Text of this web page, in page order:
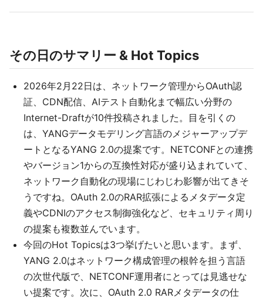
その日のサマリー & Hot Topics
2026年2月22日は、ネットワーク管理からOAuth認
証、CDN配信、AIテスト自動化まで幅広い分野の
Internet-Draftが10件投稿されました。目を引くの
は、YANGデータモデリング言語のメジャーアップデ
ートとなるYANG 2.0の提案です。NETCONFとの連携
やバージョン1からの互換性対応が盛り込まれていて、
ネットワーク自動化の現場にじわじわ影響が出てきそ
うですね。OAuth 2.0のRAR拡張によるメタデータ定
義やCDNIのアクセス制御強化など、セキュリティ周り
の提案も複数並んでいます。
今回のHot Topicsは3つ挙げたいと思います。まず、
YANG 2.0はネットワーク構成管理の根幹を担う言語
の次世代版で、NETCONF運用者にとっては見逃せな
い提案です。次に、OAuth 2.0 RARメタデータの仕